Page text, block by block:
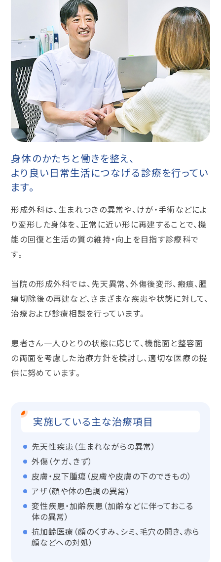
身体のかたちと働きを整え、
より良い日常生活につなげる診療を行ってい
ます。
形成外科は、生まれつきの異常や、けが・手術などによ
り変形した身体を、正常に近い形に再建することで、機
能の回復と生活の質の維持・向上を目指す診療科で
す。
当院の形成外科では、先天異常、外傷後変形、瘢痕、腫
瘍切除後の再建など、さまざまな疾患や状態に対して、
治療および診療相談を行っています。
患者さん一人ひとりの状態に応じて、機能面と整容面
の両面を考慮した治療方針を検討し、適切な医療の提
供に努めています。
実施している主な治療項目
先天性疾患（生まれながらの異常）
外傷（ケガ、きず）
皮膚・皮下腫瘍（皮膚や皮膚の下のできもの）
アザ（顔や体の色調の異常）
変性疾患・加齢疾患（加齢などに伴っておこる
体の異常）
抗加齢医療（顔のくすみ、シミ、毛穴の開き、赤ら
顔などへの対処）